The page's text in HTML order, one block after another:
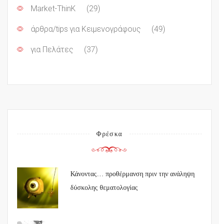
Market-ThinK (29)
άρθρα/tips για Κειμενογράφους (49)
για Πελάτες (37)
Φρέσκα
Κάνοντας… προθέρμανση πριν την ανάληψη
δύσκολης θεματολογίας